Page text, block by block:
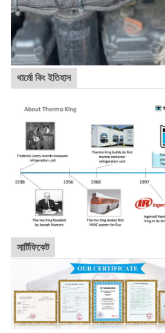
থার্মো কিং ইতিহাস
সার্টিফিকেট